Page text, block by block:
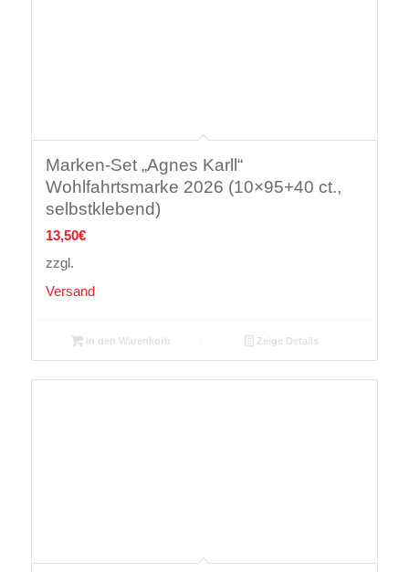
Marken-Set „Agnes Karll“
Wohlfahrtsmarke 2026 (10×95+40 ct.,
selbstklebend)
13,50€
zzgl.
Versand
In den Warenkorb Zeige Details